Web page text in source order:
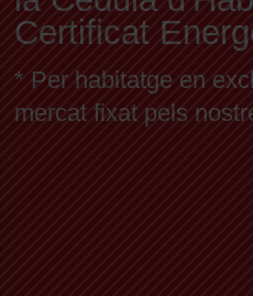
Certificat
* Per habitatge en
mercat fixat pels